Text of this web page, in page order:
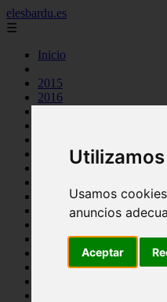
Usamos
anuncios
Aceptar
elesbardu.es
☰
Inicio
2015
2016
cocina casera
espana
huevos
pescado